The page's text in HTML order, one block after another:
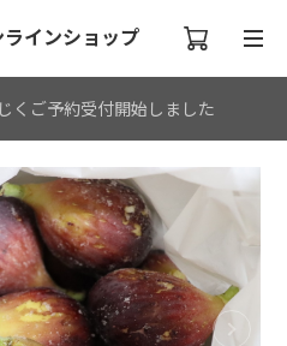
インショップ
くご予約受付開始しました